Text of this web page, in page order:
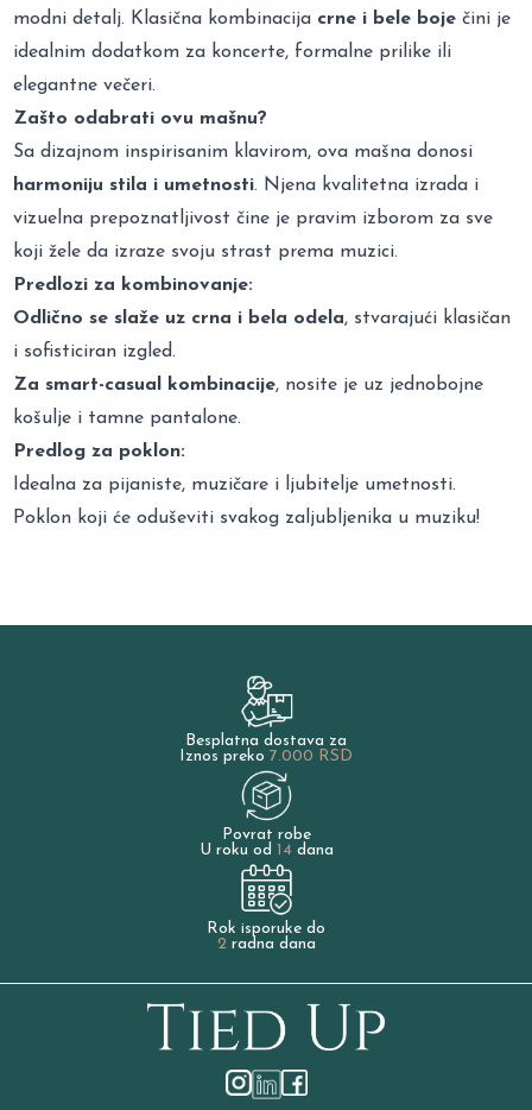
modni detalj. Klasična kombinacija crne i bele boje čini je
idealnim dodatkom za koncerte, formalne prilike ili
elegantne večeri.
Zašto odabrati ovu mašnu?
Sa dizajnom inspirisanim klavirom, ova mašna donosi
harmoniju stila i umetnosti. Njena kvalitetna izrada i
vizuelna prepoznatljivost čine je pravim izborom za sve
koji žele da izraze svoju strast prema muzici.
Predlozi za kombinovanje:
Odlično se slaže uz crna i bela odela, stvarajući klasičan
i sofisticiran izgled.
Za smart-casual kombinacije, nosite je uz jednobojne
košulje i tamne pantalone.
Predlog za poklon:
Idealna za pijaniste, muzičare i ljubitelje umetnosti.
Poklon koji će oduševiti svakog zaljubljenika u muziku!
Besplatna dostava za
Iznos preko 7.000 RSD
Povrat robe
U roku od 14dana
Rok isporuke do
2radna dana